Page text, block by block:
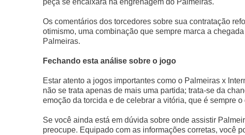
peça se encaixará na engrenagem do Palmeiras.
Os comentários dos torcedores sobre sua contratação
otimismo, uma combinação que sempre marca a
Palmeiras.
Fechando esta análise sobre o jogo
Estar atento a jogos importantes como o Palmeiras x
não se trata apenas de mais uma partida; trata-se da
emoção da torcida e de celebrar a vitória, que é sempre o
Se você ainda está em dúvida sobre onde assistir
preocupe. Equipado com as informações corretas, você